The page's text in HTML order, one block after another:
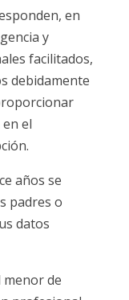
en
y
facilitados,
debidamente
el
años se
padres o
datos
menor de